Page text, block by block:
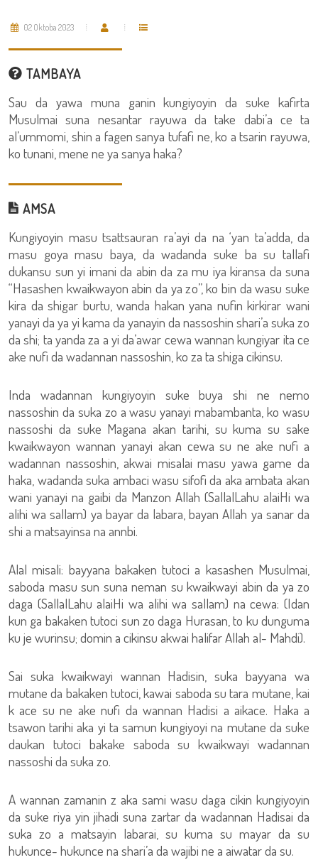
02 Oktoba 2023
TAMBAYA
Sau da yawa muna ganin kungiyoyin da suke kafirta
Musulmai suna nesantar rayuwa da take dabi’a ce ta
al’ummomi, shin a fagen sanya tufafi ne, ko a tsarin rayuwa,
ko tunani, mene ne ya sanya haka?
AMSA
Kungiyoyin masu tsattsauran ra’ayi da na ‘yan ta’adda, da
masu goya masu baya, da wadanda suke ba su tallafi
dukansu sun yi imani da abin da za mu iya kiransa da suna
“Hasashen kwaikwayon abin da ya zo”, ko bin da wasu suke
kira da shigar burtu, wanda hakan yana nufin kirkirar wani
yanayi da ya yi kama da yanayin da nassoshin shari’a suka zo
da shi; ta yanda za a yi da’awar cewa wannan kungiyar ita ce
ake nufi da wadannan nassoshin, ko za ta shiga cikinsu.
Inda wadannan kungiyoyin suke buya shi ne nemo
nassoshin da suka zo a wasu yanayi mabambanta, ko wasu
nassoshi da suke Magana akan tarihi, su kuma su sake
kwaikwayon wannan yanayi akan cewa su ne ake nufi a
wadannan nassoshin, akwai misalai masu yawa game da
haka, wadanda suka ambaci wasu sifofi da aka ambata akan
wani yanayi na gaibi da Manzon Allah (SallalLahu alaiHi wa
alihi wa sallam) ya bayar da labara, bayan Allah ya sanar da
shi a matsayinsa na annbi.
Alal misali: bayyana bakaken tutoci a kasashen Musulmai,
saboda masu sun suna neman su kwaikwayi abin da ya zo
daga (SallalLahu alaiHi wa alihi wa sallam) na cewa: (Idan
kun ga bakaken tutoci sun zo daga Hurasan, to ku dunguma
ku je wurinsu; domin a cikinsu akwai halifar Allah al- Mahdi).
Sai suka kwaikwayi wannan Hadisin, suka bayyana wa
mutane da bakaken tutoci, kawai saboda su tara mutane, kai
k ace su ne ake nufi da wannan Hadisi a aikace. Haka a
tsawon tarihi aka yi ta samun kungiyoyi na mutane da suke
daukan tutoci bakake saboda su kwaikwayi wadannan
nassoshi da suka zo.
A wannan zamanin z aka sami wasu daga cikin kungiyoyin
da suke riya yin jihadi suna zartar da wadannan Hadisai da
suka zo a matsayin labarai, su kuma su mayar da su
hukunce- hukunce na shari’a da wajibi ne a aiwatar da su.